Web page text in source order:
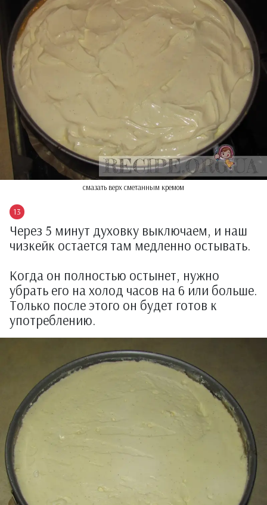
смазать верх сметанным кремом
Через 5 минут духовку выключаем, и наш
чизкейк остается там медленно остывать.
Когда он полностью остынет, нужно
убрать его на холод часов на 6 или больше.
Только после этого он будет готов к
употреблению.